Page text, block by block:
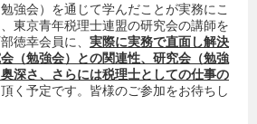
強会）を通じて学んだことが実務にこ
東京青年税理士連盟の研究会の講師を
徳幸会員に、 実際に実務で直面し解決
（勉強会）との関連性、研究会（勉強
深さ、さらには税理士としての仕事の
く予定です。皆様のご参加をお待ちし